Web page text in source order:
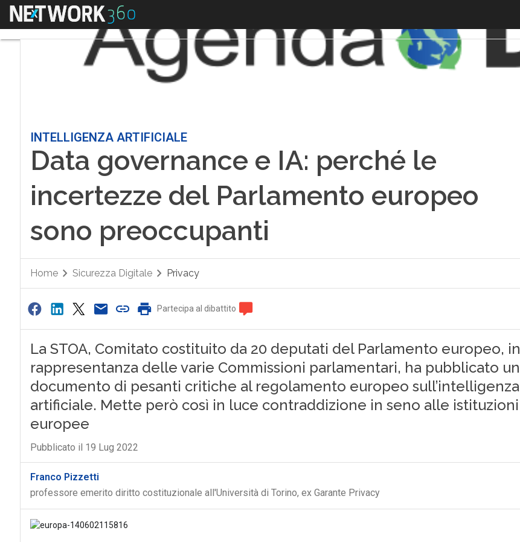
Menu
INTELLIGENZA ARTIFICIALE
Data governance e IA: perché le
incertezze del Parlamento europeo
sono preoccupanti
Home Sicurezza Digitale Privacy
Partecipa al dibattito
La STOA, Comitato costituito da 20 deputati del Parlamento europeo, in
rappresentanza delle varie Commissioni parlamentari, ha pubblicato un
documento di pesanti critiche al regolamento europeo sull’intelligenza
artificiale. Mette però così in luce contraddizione in seno alle istituzioni
europee
Pubblicato il 19 Lug 2022
Franco Pizzetti
professore emerito diritto costituzionale all'Università di Torino, ex Garante Privacy